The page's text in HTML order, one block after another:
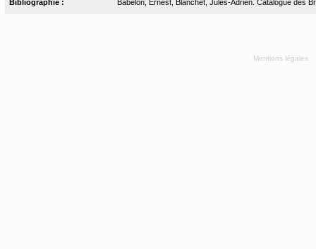
Bibliographie : Babelon, Ernest, Blanchet, Jules-Adrien. Catalogue des
Mentions légales